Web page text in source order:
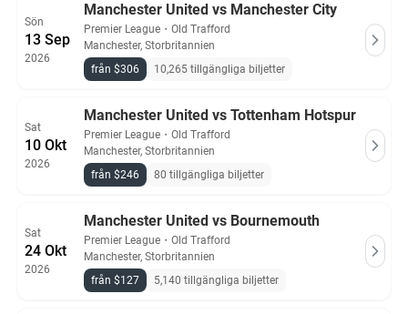
Sön
13 Sep
2026
Manchester United vs Manchester City
Premier League ・ Old Trafford
Manchester, Storbritannien
från $306
10,265 tillgängliga biljetter
Sat
10 Okt
2026
Manchester United vs Tottenham Hotspur
Premier League ・ Old Trafford
Manchester, Storbritannien
från $246
80 tillgängliga biljetter
Sat
24 Okt
2026
Manchester United vs Bournemouth
Premier League ・ Old Trafford
Manchester, Storbritannien
från $127
5,140 tillgängliga biljetter